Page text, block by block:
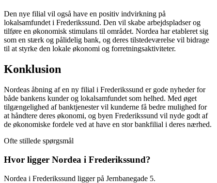
Den nye filial vil også have en positiv indvirkning på
lokalsamfundet i Frederikssund. Den vil skabe arbejdspladser og
tilføre en økonomisk stimulans til området. Nordea har etableret sig
som en stærk og pålidelig bank, og deres tilstedeværelse vil bidrage
til at styrke den lokale økonomi og forretningsaktiviteter.
Konklusion
Nordeas åbning af en ny filial i Frederikssund er gode nyheder for
både bankens kunder og lokalsamfundet som helhed. Med øget
tilgængelighed af banktjenester vil kunderne få bedre mulighed for
at håndtere deres økonomi, og byen Frederikssund vil nyde godt af
de økonomiske fordele ved at have en stor bankfilial i deres nærhed.
Ofte stillede spørgsmål
Hvor ligger Nordea i Frederikssund?
Nordea i Frederikssund ligger på Jernbanegade 5.